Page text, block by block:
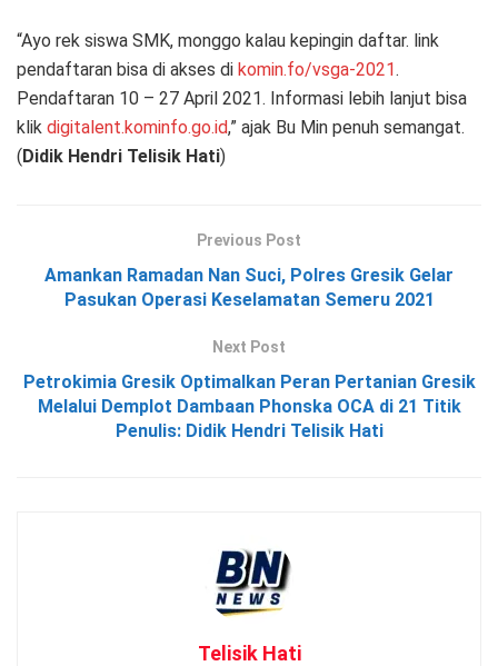
“Ayo rek siswa SMK, monggo kalau kepingin daftar. link
pendaftaran bisa di akses di komin.fo/vsga-2021.
Pendaftaran 10 – 27 April 2021. Informasi lebih lanjut bisa
klik digitalent.kominfo.go.id,” ajak Bu Min penuh semangat.
(Didik Hendri Telisik Hati)
Previous Post
Amankan Ramadan Nan Suci, Polres Gresik Gelar
Pasukan Operasi Keselamatan Semeru 2021
Next Post
Petrokimia Gresik Optimalkan Peran Pertanian Gresik
Melalui Demplot Dambaan Phonska OCA di 21 Titik
Penulis: Didik Hendri Telisik Hati
Telisik Hati